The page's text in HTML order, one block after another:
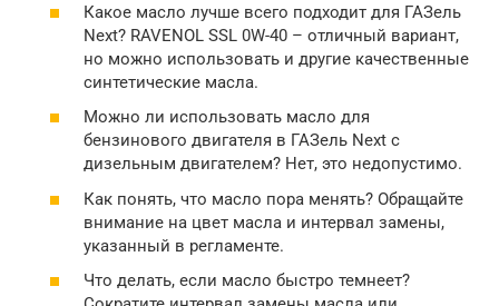
Какое масло лучше всего подходит для ГАЗель
Next? RAVENOL SSL 0W-40 – отличный вариант,
но можно использовать и другие качественные
синтетические масла.
Можно ли использовать масло для
бензинового двигателя в ГАЗель Next с
дизельным двигателем? Нет, это недопустимо.
Как понять, что масло пора менять? Обращайте
внимание на цвет масла и интервал замены,
указанный в регламенте.
Что делать, если масло быстро темнеет?